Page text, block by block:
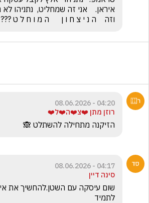
וזה    ה נ י צ ח ו ן      ה מ ו ח ל ט ???
04:20 - 08.06.2026
רוזן מתן ❤️צ❤️ה❤️ל❤️
הזיקנה מתחילה להשתלט 🙈
04:17 - 08.06.2026
סינה דיין
לתמיד